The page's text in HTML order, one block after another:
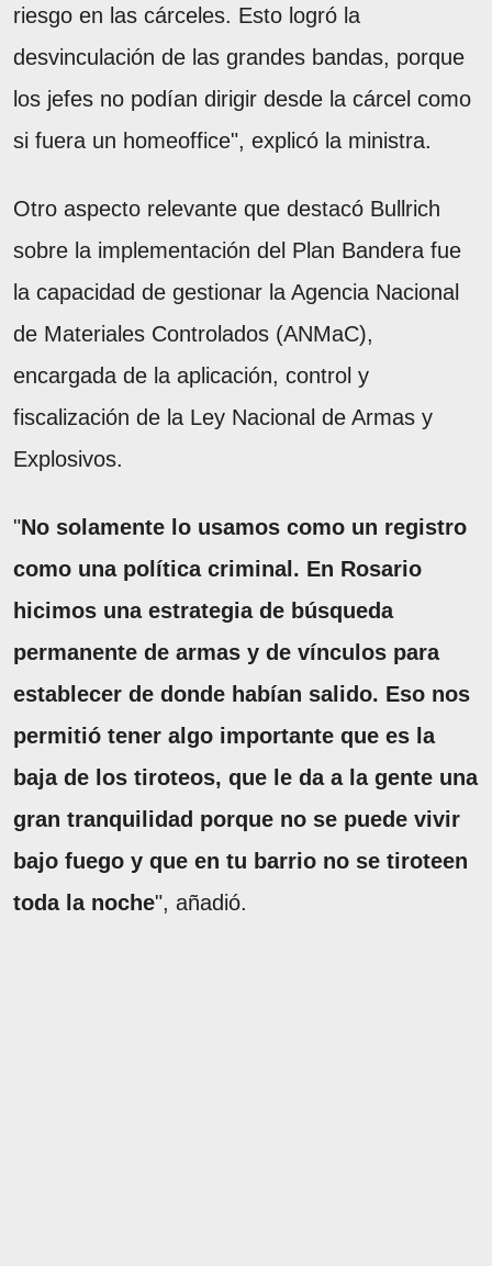
riesgo en las cárceles. Esto logró la
desvinculación de las grandes bandas, porque
los jefes no podían dirigir desde la cárcel como
si fuera un homeoffice", explicó la ministra.
Otro aspecto relevante que destacó Bullrich
sobre la implementación del Plan Bandera fue
la capacidad de gestionar la Agencia Nacional
de Materiales Controlados (ANMaC),
encargada de la aplicación, control y
fiscalización de la Ley Nacional de Armas y
Explosivos.
"No solamente lo usamos como un registro
como una política criminal. En Rosario
hicimos una estrategia de búsqueda
permanente de armas y de vínculos para
establecer de donde habían salido. Eso nos
permitió tener algo importante que es la
baja de los tiroteos, que le da a la gente una
gran tranquilidad porque no se puede vivir
bajo fuego y que en tu barrio no se tiroteen
toda la noche", añadió.